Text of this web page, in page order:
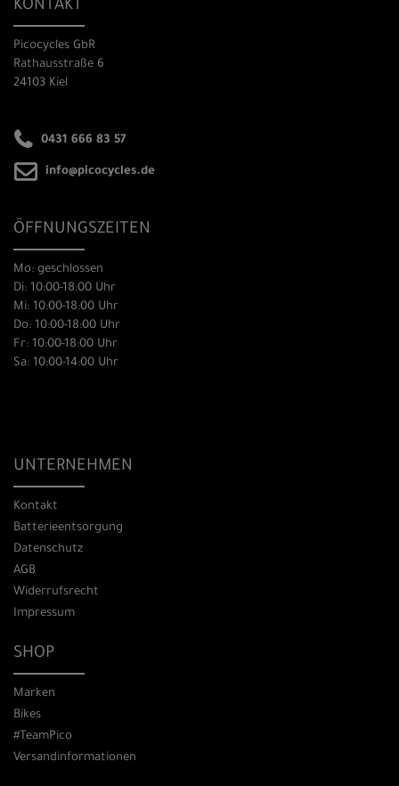
KONTAKT
Picocycles GbR
Rathausstraße 6
24103 Kiel
0431 666 83 57
info@picocycles.de
ÖFFNUNGSZEITEN
Mo: geschlossen
Di: 10:00-18:00 Uhr
Mi: 10:00-18:00 Uhr
Do: 10:00-18:00 Uhr
Fr: 10:00-18:00 Uhr
Sa: 10:00-14:00 Uhr
UNTERNEHMEN
Kontakt
Batterieentsorgung
Datenschutz
AGB
Widerrufsrecht
Impressum
SHOP
Marken
Bikes
#TeamPico
Versandinformationen